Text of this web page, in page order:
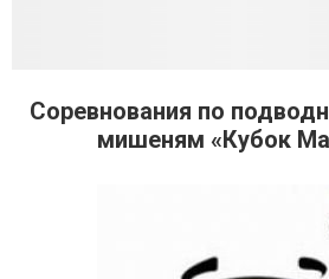
Соревнования по
мишеням «Кубок